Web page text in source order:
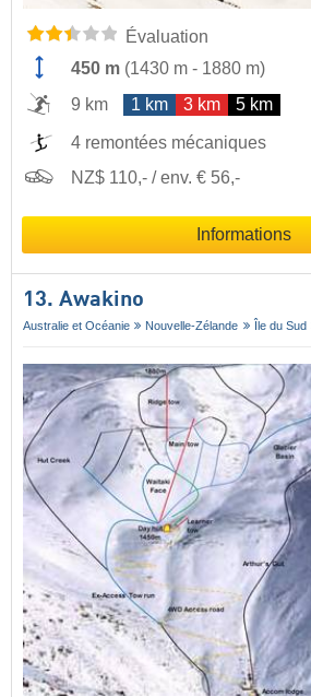
Évaluation
450 m (1430 m - 1880 m)
9 km
1 km 3 km 5 km
4 remontées mécaniques
NZ$ 110,- / env. € 56,-
Informations
13. Awakino
Australie et Océanie Nouvelle-Zélande Île du Sud